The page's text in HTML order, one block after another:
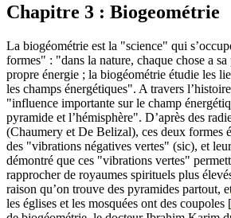
Chapitre 3 : Biogeométrie
La biogéométrie est la "science" qui
formes" : "dans la nature, chaque chose a sa
propre énergie ; la biogéométrie étudie les
les champs énergétiques". A travers
"influence importante sur le champ
pyramide et l’hémisphère". D’après des
(Chaumery et De Belizal), ces deux formes
des "vibrations négatives vertes" (sic), et
démontré que ces "vibrations vertes"
rapprocher de royaumes spirituels plus
raison qu’on trouve des pyramides partout,
les églises et les mosquées ont des coupoles [